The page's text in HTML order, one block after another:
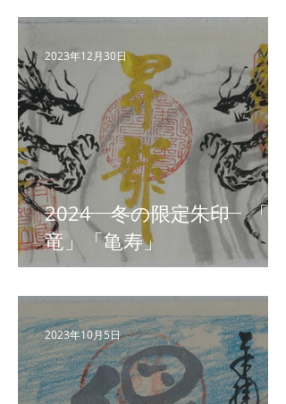
2024 冬の限定朱印 「昇
竜」「亀寿」
2023年12月30日
2023年10月5日